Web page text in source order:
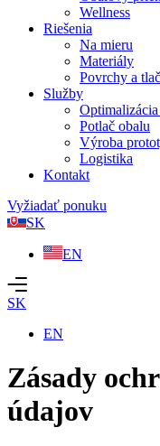
Wellness
Riešenia
Na mieru
Materiály
Povrchy a tlač
Služby
Optimalizácia
Potlač obalu
Výroba
Logistika
Kontakt
Vyžiadať ponuku
SK
EN
SK
EN
Zásady
údajov